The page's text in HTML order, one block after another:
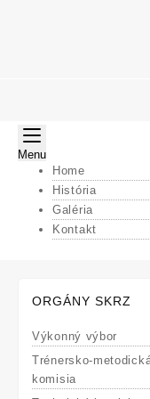
Menu
Home
História
Galéria
Kontakt
ORGÁNY SKRZ
Výkonný výbor
Trénersko-
komisia